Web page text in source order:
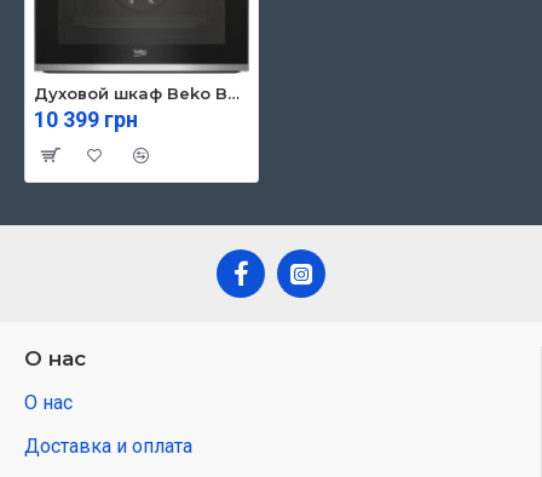
Духовой шкаф Beko BBIE12100XC
10 399 грн
О нас
О нас
Доставка и оплата